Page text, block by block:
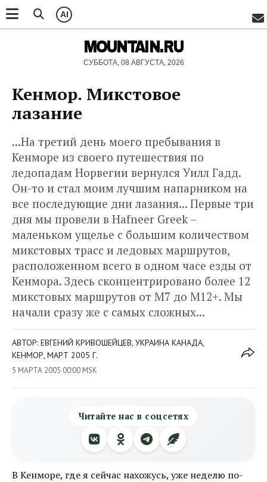
AI
MOUNTAIN.RU
СУББОТА, 08 АВГУСТА, 2026
Кенмор. Микстовое
лазание
...На третий день моего пребывания в
Кенморе из своего путешествия по
ледопадам Норвегии вернулся Уилл Гадд.
Он-то и стал моим лучшим напарником на
все последующие дни лазания... Первые три
дня мы провели в Hafneer Greek –
маленьком ущелье с большим количеством
микстовых трасс и ледовых маршрутов,
расположенном всего в одном часе езды от
Кенмора. Здесь сконцентрировано более 12
микстовых маршрутов от М7 до М12+. Мы
начали сразу же с самых сложных...
АВТОР: ЕВГЕНИЙ КРИВОШЕЙЦЕВ, УКРАИНА КАНАДА,
КЕНМОР, МАРТ 2005 Г.
5 МАРТА 2005 00:00 MSK
Читайте нас в соцсетях
В Кенморе, где я сейчас нахожусь, уже неделю по-